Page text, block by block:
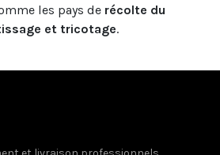
les pays de récolte du
et tricotage.